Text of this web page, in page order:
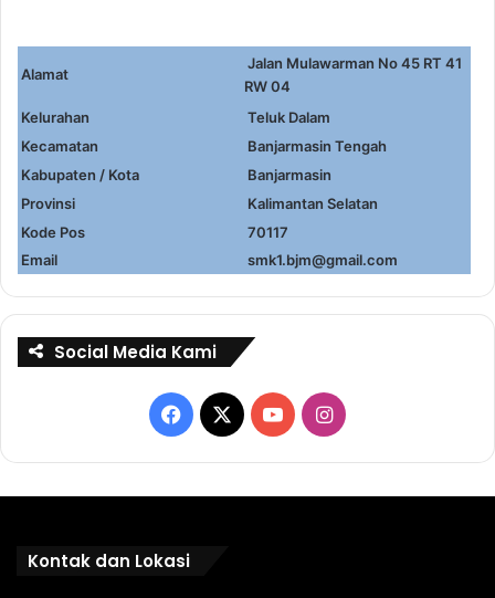
Alamat
Jalan Mulawarman No 45 RT 41
RW 04
Kelurahan
Teluk Dalam
Kecamatan
Banjarmasin Tengah
Kabupaten / Kota
Banjarmasin
Provinsi
Kalimantan Selatan
Kode Pos
70117
Email
smk1.bjm@gmail.com
Social Media Kami
Facebook
X YouTubeInstagram
Kontak dan Lokasi